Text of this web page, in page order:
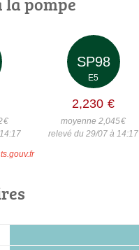
€
SP98
E5
2,230 €
moyenne 2,045€
relevé du 29/07 à 14:17